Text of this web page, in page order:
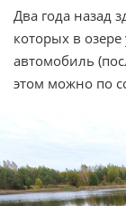
Два года назад
которых в
автомобиль
этом можно по